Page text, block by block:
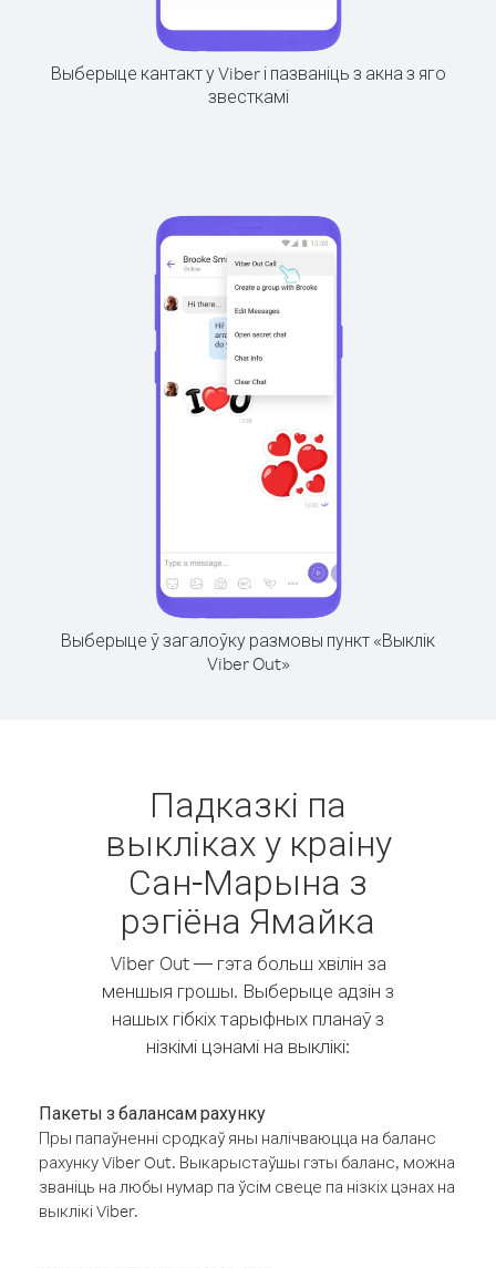
Выберыце кантакт у Viber і пазваніць з акна з яго
звесткамі
Выберыце ў загалоўку размовы пункт «Выклік
Viber Out»
Падказкі па
выкліках у краіну
Сан-Марына з
рэгіёна Ямайка
Viber Out — гэта больш хвілін за
меншыя грошы. Выберыце адзін з
нашых гібкіх тарыфных планаў з
нізкімі цэнамі на выклікі:
Пакеты з балансам рахунку
Пры папаўненні сродкаў яны налічваюцца на баланс
рахунку Viber Out. Выкарыстаўшы гэты баланс, можна
званіць на любы нумар па ўсім свеце па нізкіх цэнах на
выклікі Viber.